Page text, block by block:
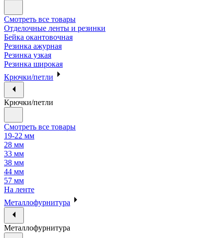
Смотреть все товары
Отделочные ленты и резинки
Бейка окантовочная
Резинка ажурная
Резинка узкая
Резинка широкая
Крючки/петли
Крючки/петли
Смотреть все товары
19-22 мм
28 мм
33 мм
38 мм
44 мм
57 мм
На ленте
Металлофурнитура
Металлофурнитура